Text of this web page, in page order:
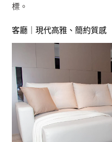
標。
客廳｜現代高雅、簡約質感